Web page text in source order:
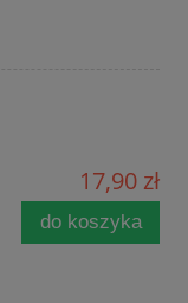
17,90 zł
do koszyka